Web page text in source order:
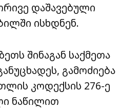
დაშავებული
ისხდნენ.
შინაგან საქმეთა
გამოძიება
კოდექსის 276-ე
ნაწილით